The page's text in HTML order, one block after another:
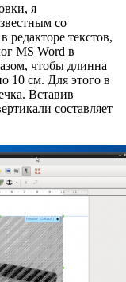
я
со
текстов,
MS Word в
чтобы длинна
10 см. Для этого в
Вставив
составляет